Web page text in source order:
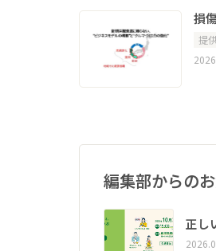
損
提
編集部からの
正し